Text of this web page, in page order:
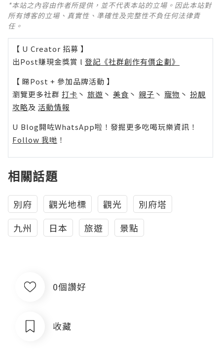
*本站之內容由作者所提供，並不代表本站的立場。因此本站對
所有博客的立場、真實性、準確性及完整性不負任何法律責
任。
【 U Creator 招募 】
出Post賺現金獎賞 l 登記《社群創作有價企劃》
【 睇Post + 參加品牌活動 】
瀏覽更多社群 打卡 丶 旅遊 丶 美食 丶 親子 丶 寵物 丶 扮靚
攻略及 活動情報
U Blog開咗WhatsApp啦！發掘更多吃喝玩樂資訊！
Follow 我哋 ！
相關話題
別府 觀光地標 觀光
別府塔
九州
日本 旅遊 景點
0個讚好
收藏